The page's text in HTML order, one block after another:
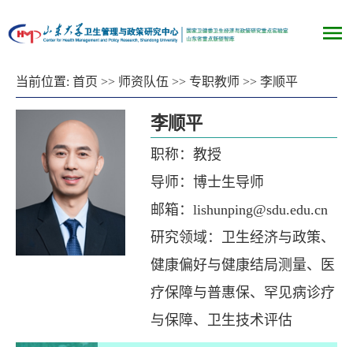
当前位置: 首页 >> 师资队伍 >> 专职教师 >> 李顺平
李顺平
职称：教授
导师：博士生导师
邮箱：lishunping@sdu.edu.cn
研究领域：卫生经济与政策、
健康偏好与健康结局测量、医
疗保障与普惠保、罕见病诊疗
与保障、卫生技术评估